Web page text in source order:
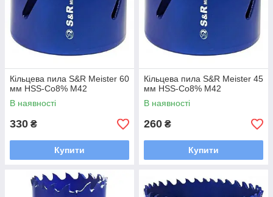
Кільцева пила S&R Meister 60
мм HSS-Co8% М42
В наявності
330 ₴
Купити
Кільцева пила S&R Meister 45
мм HSS-Co8% М42
В наявності
260 ₴
Купити